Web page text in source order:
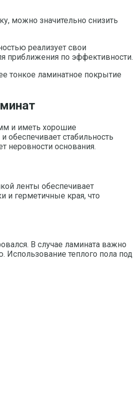
можно значительно снизить
реализует свои
приближения по эффективности.
тонкое ламинатное покрытие
и иметь хорошие
обеспечивает стабильность
неровности основания.
ленты обеспечивает
и герметичные края, что
В случае ламината важно
Использование теплого пола под